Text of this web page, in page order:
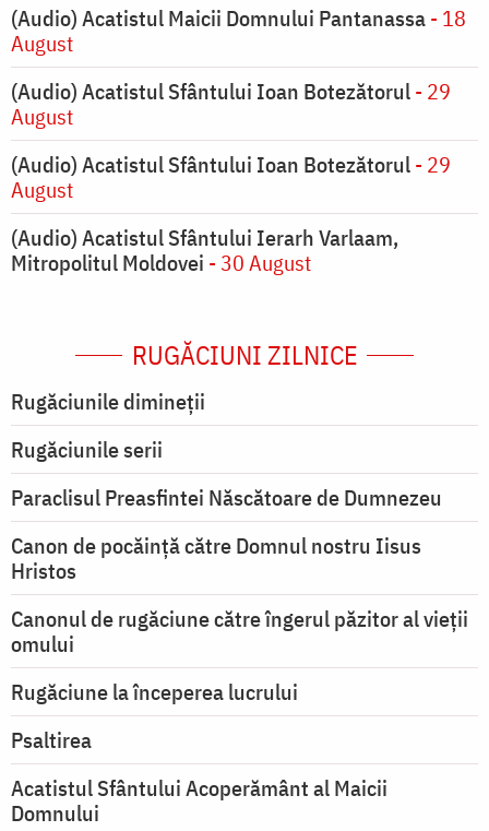
(Audio) Acatistul Maicii Domnului Pantanassa- 18
August
(Audio) Acatistul Sfântului Ioan Botezătorul- 29
August
(Audio) Acatistul Sfântului Ioan Botezătorul- 29
August
(Audio) Acatistul Sfântului Ierarh Varlaam,
Mitropolitul Moldovei - 30 August
RUGĂCIUNI ZILNICE
Rugăciunile dimineții
Rugăciunile serii
Paraclisul Preasfintei Născătoare de Dumnezeu
Canon de pocăință către Domnul nostru Iisus
Hristos
Canonul de rugăciune către îngerul păzitor al vieții
omului
Rugăciune la începerea lucrului
Psaltirea
Acatistul Sfântului Acoperământ al Maicii
Domnului